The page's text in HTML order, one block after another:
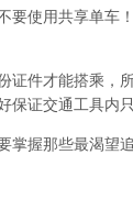
要使用共享单车
证件才能搭乘，
证交通工具内只
掌握那些最渴望